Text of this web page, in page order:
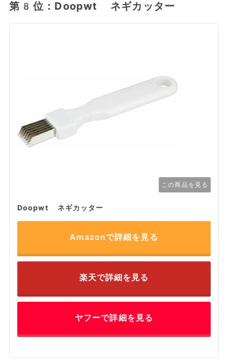
第8位：Doopwt ネギカッター
この商品を見る
Doopwt ネギカッター
Amazonで詳細を見る
楽天で詳細を見る
ヤフーで詳細を見る